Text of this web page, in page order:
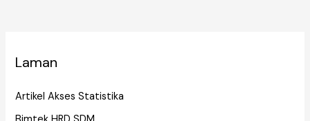
Laman
Artikel Akses Statistika